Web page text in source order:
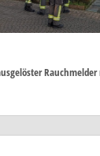
ausgelöster